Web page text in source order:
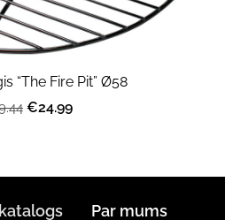
“The Fire Pit” Ø58
€24.99
Par mums